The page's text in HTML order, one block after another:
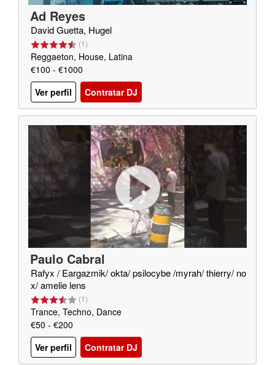
Ad Reyes
David Guetta, Hugel
(1)
Reggaeton, House, Latina
€100 - €1000
Ver perfil
Contratar DJ
Paulo Cabral
Rafyx / Eargazmik/ okta/ psilocybe /myrah/ thierry/ no
x/ amelie lens
(1)
Trance, Techno, Dance
€50 - €200
Ver perfil
Contratar DJ